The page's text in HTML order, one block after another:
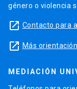
género o violencia
launch Contacto para
launch Más orientación
MEDIACIÓN